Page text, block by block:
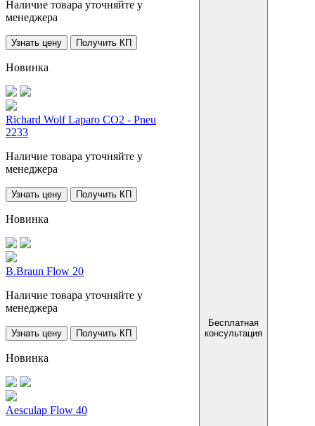
Наличие товара уточняйте у
менеджера
Узнать цену Получить КП
Новинка
Richard Wolf Laparo CO2 - Pneu
2233
Наличие товара уточняйте у
менеджера
Узнать цену Получить КП
Новинка
B.Braun Flow 20
Наличие товара уточняйте у
менеджера
Узнать цену Получить КП
Новинка
Aesculap Flow 40
Бесплатная
консультация